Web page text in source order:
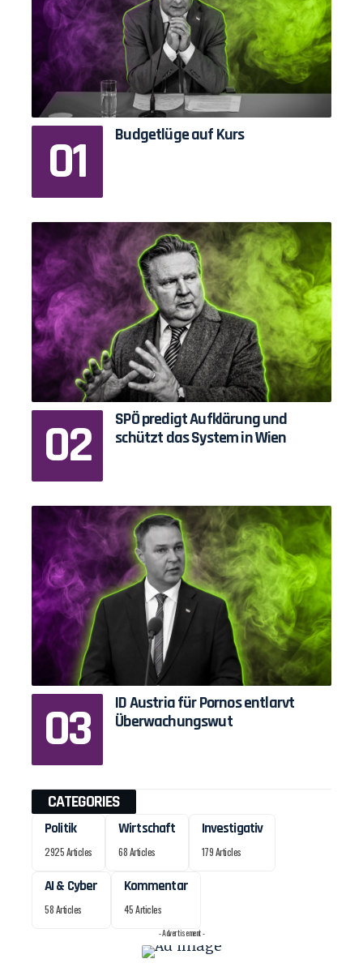
Budgetlüge auf Kurs
SPÖ predigt Aufklärung und
schützt das System in Wien
ID Austria für Pornos entlarvt
Überwachungswut
CATEGORIES
Politik
2925 Articles
Wirtschaft
68 Articles
Investigativ
179 Articles
AI & Cyber
58 Articles
Kommentar
45 Articles
- Advertisement -